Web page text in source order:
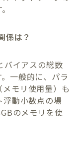
係は？
バイアスの総数
一般的に、パラ
モリ使用量）も
動小数点の場
のメモリを使